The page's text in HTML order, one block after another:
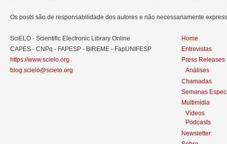
Os posts são de responsabilidade dos autores e não necessariamente
SciELO - Scientific Electronic Library Online
CAPES - CNPq - FAPESP - BIREME - FapUNIFESP
https://www.scielo.org
blog.scielo@scielo.org
Home
Entrevistas
Press Releases
Análises
Chamadas
Semanas
Multimídia
Vídeos
Podcasts
Newsletter